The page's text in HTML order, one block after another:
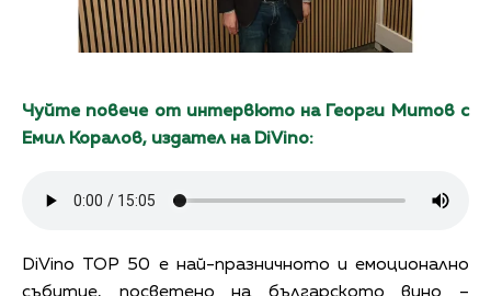
Чуйте повече от интервюто на Георги Митов с
Емил Коралов, издател на DiVino:
DiVino TOP 50 е най-празничното и емоционално